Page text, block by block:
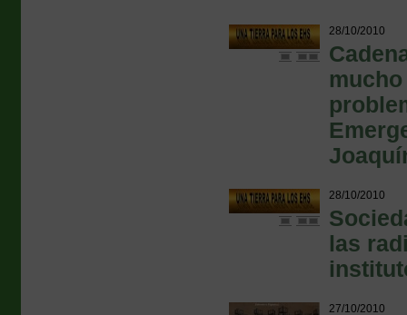
28/10/2010
28/10/2010
las
27/10/2010